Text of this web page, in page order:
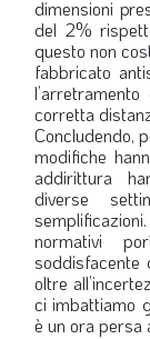
dimensioni
del 2%
questo non
fabbricato
corretta
Concludendo,
modifiche
addirittura
diverse
normativi
soddisfacente
oltre
ci imbattiamo
è un ora persa